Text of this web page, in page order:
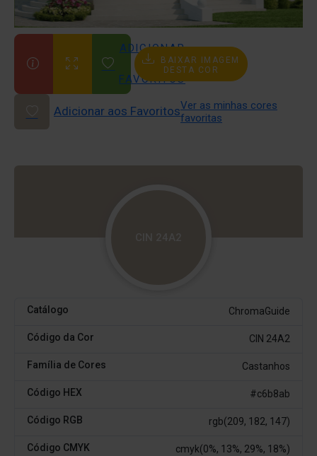
ADICIONAR
AOS
FAVORITOS
BAIXAR IMAGEM
DESTA COR
Adicionar aos FavoritosVer as minhas cores
favoritas
Catálogo ChromaGuide
Código da Cor CIN 24A2
Família de Cores Castanhos
Código HEX #c6b8ab
Código RGB rgb(209, 182, 147)
Código CMYK cmyk(0%, 13%, 29%, 18%)